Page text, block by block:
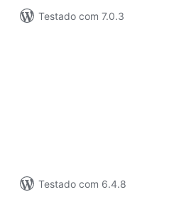
Testado com 7.0.3
Testado com 6.4.8